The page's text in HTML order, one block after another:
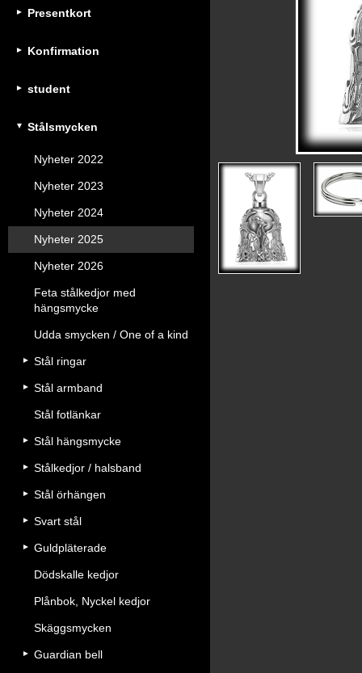
Presentkort
Konfirmation
student
Stålsmycken
Nyheter 2022
Nyheter 2023
Nyheter 2024
Nyheter 2025
Nyheter 2026
Feta stålkedjor med
hängsmycke
Udda smycken / One of a kind
Stål ringar
Stål armband
Stål fotlänkar
Stål hängsmycke
Stålkedjor / halsband
Stål örhängen
Svart stål
Guldpläterade
Dödskalle kedjor
Plånbok, Nyckel kedjor
Skäggsmycken
Guardian bell